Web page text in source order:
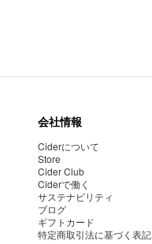
会社情報
Ciderについて
Store
Cider Club
Ciderで働く
サステナビリティ
ブログ
ギフトカード
特定商取引法に基づく表記